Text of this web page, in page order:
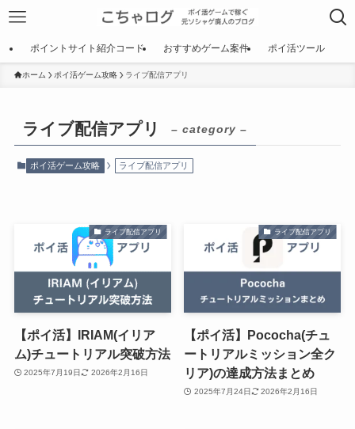
ポイントサイト紹介コード おすすめゲーム案件 ポイ活ツール
ホーム ポイ活ゲーム攻略 ライブ配信アプリ
ライブ配信アプリ – category –
ポイ活ゲーム攻略 ライブ配信アプリ
ライブ配信アプリ
【ポイ活】IRIAM(イリア
ム)チュートリアル突破方法
2025年7月19日 2026年2月16日
ライブ配信アプリ
【ポイ活】Pococha(チュ
ートリアルミッション全ク
リア)の達成方法まとめ
2025年7月24日 2026年2月16日